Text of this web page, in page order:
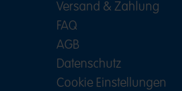
Versand & Zahlung
FAQ
AGB
Datenschutz
Cookie Einstellungen